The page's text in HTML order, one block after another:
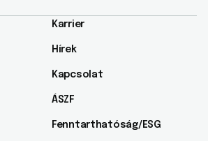
Karrier
Hírek
Kapcsolat
ÁSZF
Fenntarthatóság/ESG​